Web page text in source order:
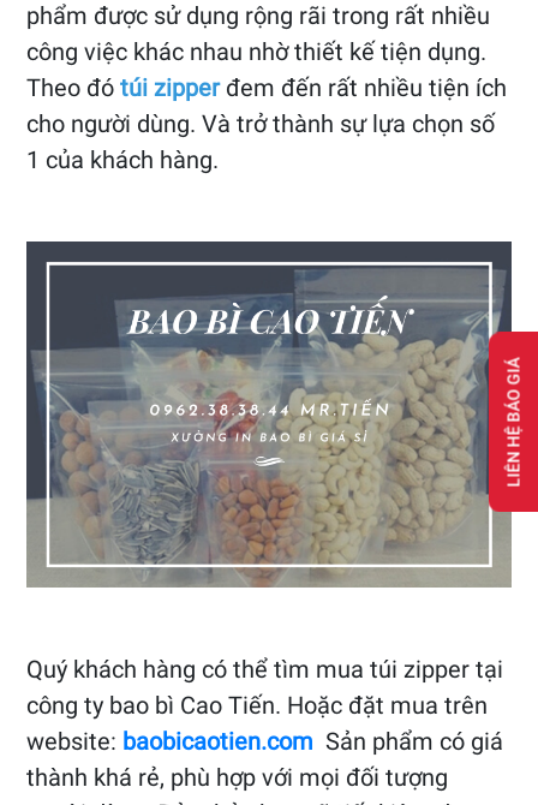
phẩm được sử dụng rộng rãi trong rất nhiều
công việc khác nhau nhờ thiết kế tiện dụng.
Theo đótúi zipperđem đến rất nhiều tiện ích
cho người dùng. Và trở thành sự lựa chọn số
1 của khách hàng.
Quý khách hàng có thể tìm mua túi zipper tại
công ty bao bì Cao Tiến. Hoặc đặt mua trên
website: baobicaotien.com Sản phẩm có giá
thành khá rẻ, phù hợp với mọi đối tượng
LIÊN HỆ BÁO GIÁ